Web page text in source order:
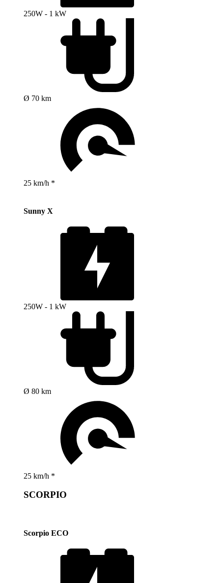
250W - 1 kW
Ø 70 km
25 km/h *
Sunny X
250W - 1 kW
Ø 80 km
25 km/h *
SCORPIO
Scorpio ECO